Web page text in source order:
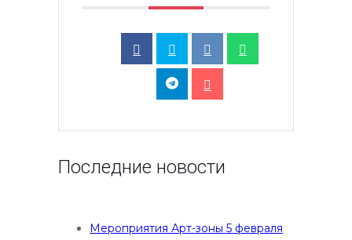
Последние новости
Мероприятия Арт-зоны 5 февраля